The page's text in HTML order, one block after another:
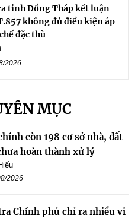
tỉnh Đồng Tháp kết luận
không đủ điều kiện áp
đặc thù
2026
MỤC
còn 198 cơ sở nhà, đất
hoàn thành xử lý
2026
Chính phủ chỉ ra nhiều vi